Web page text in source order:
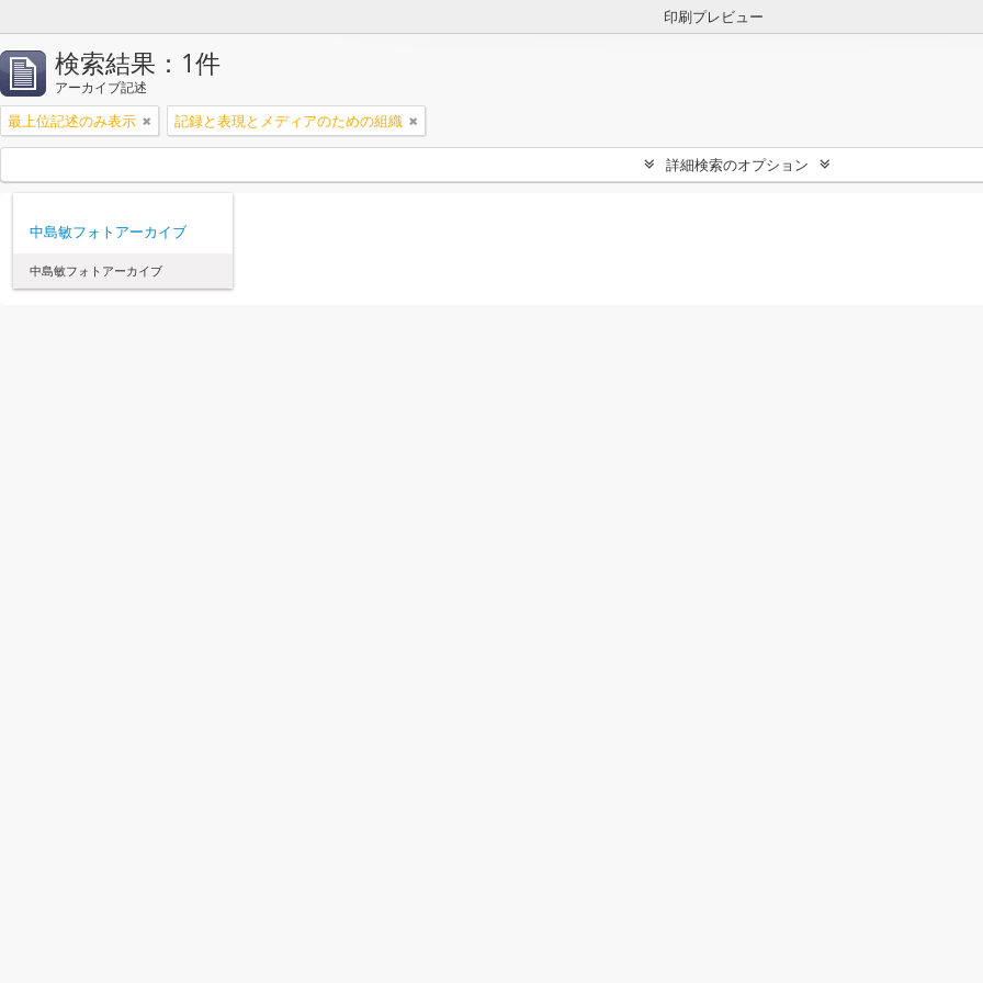
印刷プレビュー
検索結果：1件
アーカイブ記述
最上位記述のみ表示 記録と表現とメディアのための組織
詳細検索のオプション
中島敏フォトアーカイブ
中島敏フォトアーカイブ